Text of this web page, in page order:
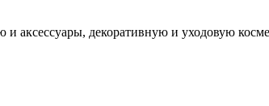
декоративную и уходовую